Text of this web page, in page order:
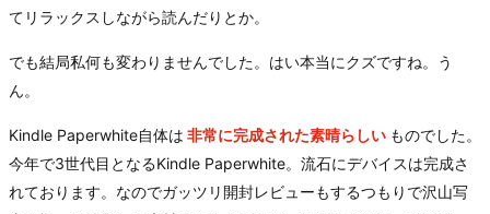
てリラックスしながら読んだりとか。
でも結局私何も変わりませんでした。はい本当にクズですね。う
ん。
Kindle Paperwhite自体は 非常に完成された素晴らしい ものでした。
今年で3世代目となるKindle Paperwhite。流石にデバイスは完成さ
れております。なのでガッツリ開封レビューもするつもりで沢山写